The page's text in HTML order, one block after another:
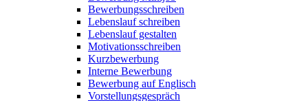
Bewerbungsschreiben
Lebenslauf schreiben
Lebenslauf gestalten
Motivationsschreiben
Kurzbewerbung
Interne Bewerbung
Bewerbung auf Englisch
Vorstellungsgespräch